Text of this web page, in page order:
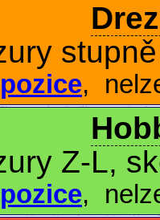
,
Z-L,
,